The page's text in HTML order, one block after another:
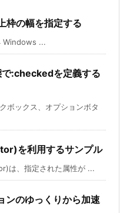
の幅を指定する
...
で:checkedを定義する
ボックス、オプションボタ
を利用するサンプル
は、指定された属性が ...
ンのゆっくりから加速